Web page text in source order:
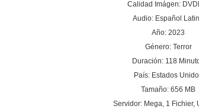
Calidad Imágen:
Audio: Español
Año: 2023
Género: Terror
Duración: 118
País: Estados
Tamaño: 656 MB
Servidor: Mega, 1 Fichier,